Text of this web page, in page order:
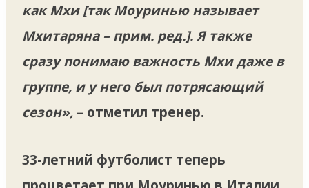
как Мхи [так Моуринью называет
Мхитаряна – прим. ред.]. Я также
сразу понимаю важность Мхи даже в
группе, и у него был потрясающий
сезон», – отметил тренер.
33-летний футболист теперь